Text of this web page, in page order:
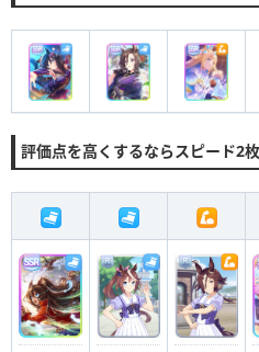
評価点を高くするならスピード2